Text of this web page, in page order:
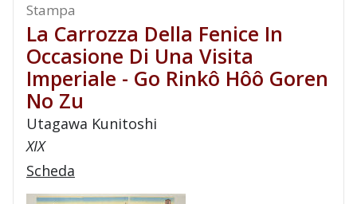
Stampa
La Carrozza Della Fenice In
Occasione Di Una Visita
Imperiale - Go Rinkô Hôô Goren
No Zu
Utagawa Kunitoshi
XIX
Scheda